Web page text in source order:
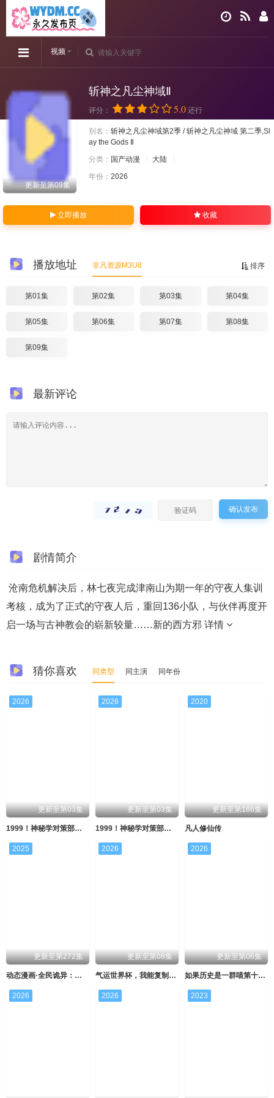
视频
更新至第09集
斩神之凡尘神域Ⅱ
评分： 5.0 还行
别名： 斩神之凡尘神域第2季 / 斩神之凡尘神域 第二季,Sl
ay the Gods Ⅱ
分类： 国产动漫
大陆
年份： 2026
立即播放 收藏
排序
播放地址 非凡资源M3U8
第01集 第02集 第03集 第04集
第05集 第06集 第07集 第08集
第09集
最新评论
确认发布
剧情简介
沧南危机解决后，林七夜完成津南山为期一年的守夜人集训
考核，成为了正式的守夜人后，重回136小队，与伙伴再度开
启一场与古神教会的崭新较量……新的西方邪 详情
猜你喜欢 同类型 同主演 同年份
2026
更新至第03集
1999！神秘学对策部英语
2026
更新至第03集
1999！神秘学对策部国语
2020
更新至第186集
凡人修仙传
2025
更新至第272集
动态漫画·全民诡异：开局掌握零元购
2026
更新至第08集
气运世界杯，我能复制所有球星技能
2026
更新至第06集
如果历史是一群喵第十三季
2026 2026 2023